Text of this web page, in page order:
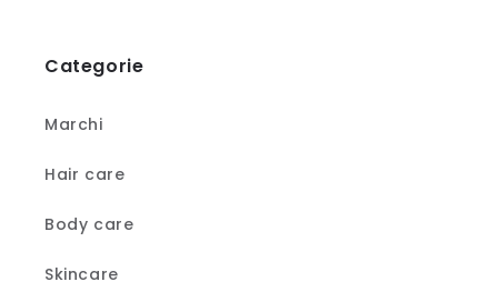
Categorie
Marchi
Hair care
Body care
Skincare